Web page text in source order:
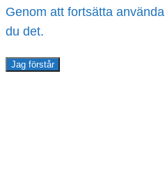
Genom att fortsätta
du det.
Jag förstår